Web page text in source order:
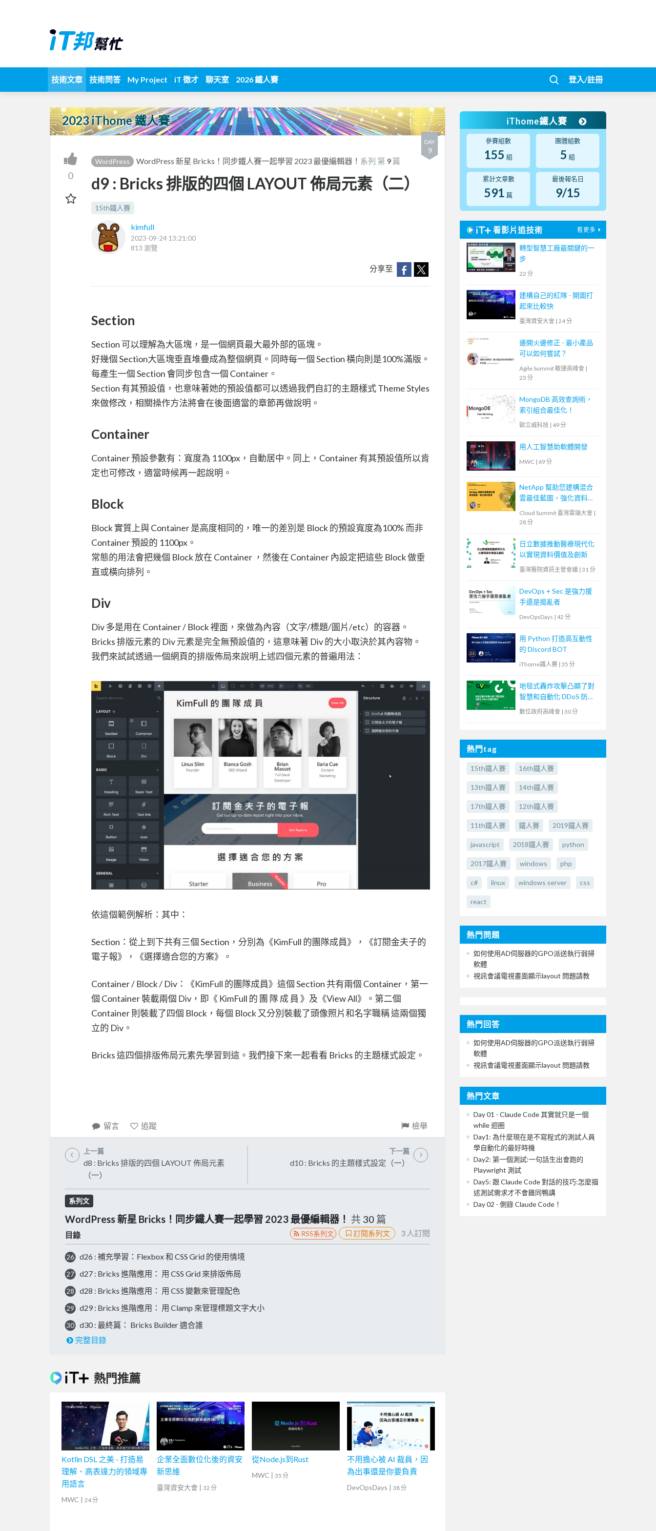
技術文章 技術問答 My Project iT 徵才 聊天室 2026 鐵人賽 登入/註冊
2023 iThome 鐵人賽
DAY
9
0
WordPress WordPress 新星 Bricks！同步鐵人賽一起學習 2023 最優編輯器！ 系列 第 9篇
d9 : Bricks 排版的四個 LAYOUT 佈局元素（二）
15th鐵人賽
kimfull
2023-09-24 13:21:00
813 瀏覽
分享至
Section
Section 可以理解為大區塊，是一個網頁最大最外部的區塊。
好幾個 Section大區塊垂直堆疊成為整個網頁。同時每一個 Section 橫向則是100%滿版。
每產生一個 Section 會同步包含一個 Container。
Section 有其預設值，也意味著她的預設值都可以透過我們自訂的主題樣式 Theme Styles
來做修改，相關操作方法將會在後面適當的章節再做說明。
Container
Container 預設參數有：寬度為 1100px，自動居中。同上，Container 有其預設值所以肯
定也可修改，適當時候再一起說明。
Block
Block 實質上與 Container 是高度相同的，唯一的差別是 Block 的預設寬度為100% 而非
Container 預設的 1100px。
常態的用法會把幾個 Block 放在 Container ，然後在 Container 內設定把這些 Block 做垂
直或橫向排列。
Div
Div 多是用在 Container / Block 裡面，來做為內容（文字/標題/圖片/etc）的容器。
Bricks 排版元素的 Div 元素是完全無預設值的，這意味著 Div 的大小取決於其內容物。
我們來試試透過一個網頁的排版佈局來說明上述四個元素的普遍用法：
依這個範例解析：其中：
Section：從上到下共有三個 Section，分別為《KimFull 的團隊成員》，《訂閱金夫子的
電子報》，《選擇適合您的方案》。
Container / Block / Div：《KimFull 的團隊成員》這個 Section 共有兩個 Container，第一
個 Container 裝載兩個 Div，即《 KimFull 的 團 隊 成 員 》及《View All》。第二個
Container 則裝載了四個 Block，每個 Block 又分別裝載了頭像照片和名字職稱 這兩個獨
立的 Div。
Bricks 這四個排版佈局元素先學習到這。我們接下來一起看看 Bricks 的主題樣式設定。
留言 追蹤 檢舉
上一篇
d8 : Bricks 排版的四個 LAYOUT 佈局元素
（一）
下一篇
d10 : Bricks 的主題樣式設定（一）
系列文
WordPress 新星 Bricks！同步鐵人賽一起學習 2023 最優編輯器！ 共 30 篇
目錄 RSS系列文 訂閱系列文 3 人訂閱
26 d26 : 補充學習：Flexbox 和 CSS Grid 的使用情境
27 d27 : Bricks 進階應用： 用 CSS Grid 來排版佈局
28 d28 : Bricks 進階應用： 用 CSS 變數來管理配色
29 d29 : Bricks 進階應用： 用 Clamp 來管理標題文字大小
30
d30 : 最終篇： Bricks Builder 適合誰
完整目錄
熱門推薦
Kotlin DSL 之美 - 打造易
理解、高表達力的領域專
用語言
MWC | 24 分
企業全面數位化後的資安
新思維
臺灣資安大會 | 32 分
從Node.js到Rust
MWC | 35 分
不用擔心被 AI 裁員，因
為出事還是你要負責
DevOpsDays | 38 分
iThome鐵人賽
參賽組數
155 組
團體組數
5 組
累計文章數
591 篇
最後報名日
9/15
看影片追技術 看更多
轉型智慧工廠最關鍵的一
步
22 分
建構自己的紅隊 - 開圖打
起來比較快
臺灣資安大會 | 24 分
邊開火邊修正 - 最小產品
可以如何嘗試？
Agile Summit 敏捷高峰會 |
23 分
MongoDB 高效查詢術，
索引組合最佳化！
歐立威科技 | 49 分
用人工智慧助軟體開發
MWC | 69 分
NetApp 幫助您建構混合
雲最佳藍圖，強化資料管
Cloud Summit 臺灣雲端大會 |
28 分
日立數據推動醫療現代化
以實現資料價值及創新
臺灣醫院資訊主管會議 | 31 分
DevOps + Sec 是強力援
手還是搗亂者
DevOpsDays | 42 分
用 Python 打造高互動性
的 Discord BOT
iThome鐵人賽 | 35 分
地毯式轟炸攻擊凸顯了對
智慧和自動化 DDoS 防護
的需求
數位政府高峰會 | 30 分
熱門tag
15th鐵人賽 16th鐵人賽
13th鐵人賽 14th鐵人賽
17th鐵人賽 12th鐵人賽
11th鐵人賽 鐵人賽 2019鐵人賽
javascript 2018鐵人賽 python
2017鐵人賽 windows php
c# linux windows server css
react
熱門問題
如何使用AD伺服器的GPO派送執行弱掃
軟體
視訊會議電視畫面顯示layout 問題請教
熱門回答
如何使用AD伺服器的GPO派送執行弱掃
軟體
視訊會議電視畫面顯示layout 問題請教
熱門文章
Day 01 - Claude Code 其實就只是一個
while 迴圈
Day1: 為什麼現在是不寫程式的測試人員
學自動化的最好時機
Day2: 第一個測試:一句話生出會跑的
Playwright 測試
Day5: 跟 Claude Code 對話的技巧:怎麼描
述測試需求才不會雞同鴨講
Day 02 - 側錄 Claude Code！